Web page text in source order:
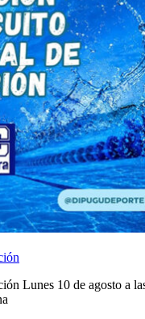
Lunes 10 de agosto a